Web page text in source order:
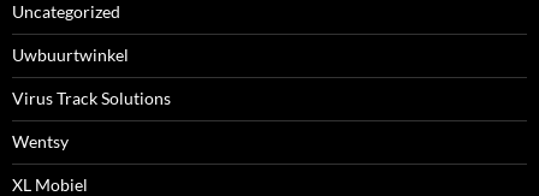
Uncategorized
Uwbuurtwinkel
Virus Track Solutions
Wentsy
XL Mobiel